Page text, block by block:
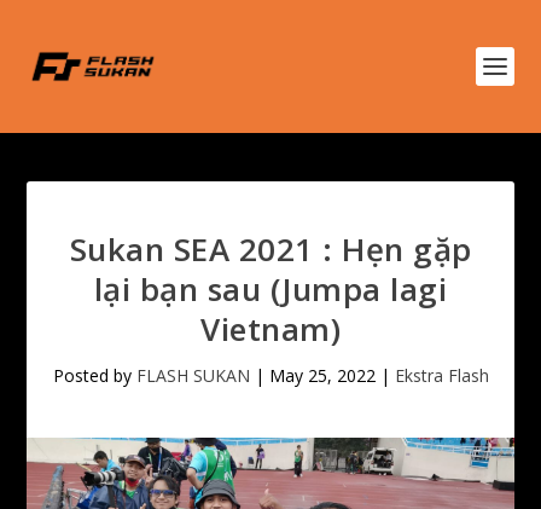
Sukan SEA 2021 : Hẹn gặp
lại bạn sau (Jumpa lagi
Vietnam)
Posted by FLASH SUKAN | May 25, 2022| Ekstra Flash